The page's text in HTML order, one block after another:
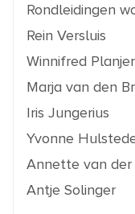
Rondleidingen
Rein Versluis
Winnifred Planjer
Marja van den
Iris Jungerius
Yvonne
Annette van der
Antje Solinger